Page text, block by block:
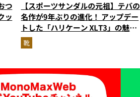
つ
ッ
【スポーツサンダルの元祖】テバの
名作が9年ぶりの進化！ アップデー
トした「ハリケーン XLT3」の魅力
を識者があらゆる角度から徹底解
説！
靴